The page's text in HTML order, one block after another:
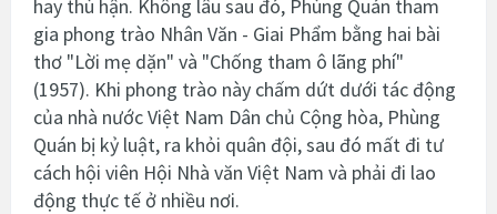
hay thù hận. Không lâu sau đó, Phùng Quán tham
gia phong trào Nhân Văn - Giai Phẩm bằng hai bài
thơ "Lời mẹ dặn" và "Chống tham ô lãng phí"
(1957). Khi phong trào này chấm dứt dưới tác động
của nhà nước Việt Nam Dân chủ Cộng hòa, Phùng
Quán bị kỷ luật, ra khỏi quân đội, sau đó mất đi tư
cách hội viên Hội Nhà văn Việt Nam và phải đi lao
động thực tế ở nhiều nơi.